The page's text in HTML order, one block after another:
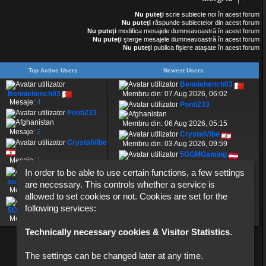
Nu puteţi scrie subiecte noi în acest forum
Nu puteţi răspunde subiectelor din acest forum
Nu puteţi modifica mesajele dumneavoastră în acest forum
Nu puteţi şterge mesajele dumneavoastră în acest forum
Nu puteţi publica fişiere ataşate în acest forum
Top Active Users Newest Users
Benniehench03
Mesaje: 4
Ponti233
Mesaje: 2
CrystalVibe
Mesaje: 1
sunshine666
Mesaje:5
5GGMGaming
Mesaje:
Benniehench03
Membru din: 07 Aug 2026, 06:02
Ponti233
Membru din: 06 Aug 2026, 05:15
CrystalVibe
Membru din: 03 Aug 2026, 09:59
5GGMGaming
CarbixTools
Membru din: 13 Iul 2026, 06:28
In order to be able to use certain functions, a few settings
are necessary. This controls whether a service is
allowed to set cookies or not. Cookies are set for the
following services:
Technically necessary cookies & Visitor Statistics.
The settings can be changed later at any time.